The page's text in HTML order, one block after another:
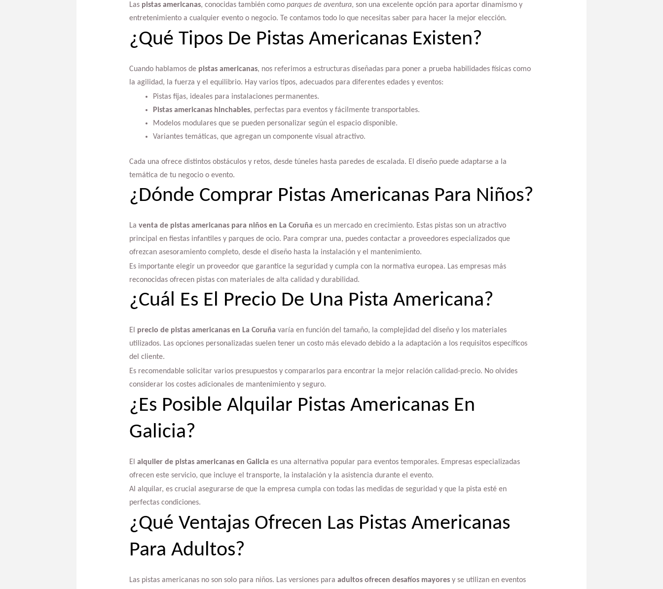
Las pistas americanas, conocidas también como parques de aventura, son una excelente opción para aportar dinamismo y
entretenimiento a cualquier evento o negocio. Te contamos todo lo que necesitas saber para hacer la mejor elección.
¿Qué Tipos De Pistas Americanas Existen?
Cuando hablamos de pistas americanas, nos referimos a estructuras diseñadas para poner a prueba habilidades físicas como
la agilidad, la fuerza y el equilibrio. Hay varios tipos, adecuados para diferentes edades y eventos:
Pistas fijas, ideales para instalaciones permanentes.
Pistas americanas hinchables, perfectas para eventos y fácilmente transportables.
Modelos modulares que se pueden personalizar según el espacio disponible.
Variantes temáticas, que agregan un componente visual atractivo.
Cada una ofrece distintos obstáculos y retos, desde túneles hasta paredes de escalada. El diseño puede adaptarse a la
temática de tu negocio o evento.
¿Dónde Comprar Pistas Americanas Para Niños?
La venta de pistas americanas para niños en La Coruña es un mercado en crecimiento. Estas pistas son un atractivo
principal en fiestas infantiles y parques de ocio. Para comprar una, puedes contactar a proveedores especializados que
ofrezcan asesoramiento completo, desde el diseño hasta la instalación y el mantenimiento.
Es importante elegir un proveedor que garantice la seguridad y cumpla con la normativa europea. Las empresas más
reconocidas ofrecen pistas con materiales de alta calidad y durabilidad.
¿Cuál Es El Precio De Una Pista Americana?
El precio de pistas americanas en La Coruña varía en función del tamaño, la complejidad del diseño y los materiales
utilizados. Las opciones personalizadas suelen tener un costo más elevado debido a la adaptación a los requisitos específicos
del cliente.
Es recomendable solicitar varios presupuestos y compararlos para encontrar la mejor relación calidad-precio. No olvides
considerar los costes adicionales de mantenimiento y seguro.
¿Es Posible Alquilar Pistas Americanas En
Galicia?
El alquiler de pistas americanas en Galicia es una alternativa popular para eventos temporales. Empresas especializadas
ofrecen este servicio, que incluye el transporte, la instalación y la asistencia durante el evento.
Al alquilar, es crucial asegurarse de que la empresa cumpla con todas las medidas de seguridad y que la pista esté en
perfectas condiciones.
¿Qué Ventajas Ofrecen Las Pistas Americanas
Para Adultos?
Las pistas americanas no son solo para niños. Las versiones para adultos ofrecen desafíos mayoresy se utilizan en eventos